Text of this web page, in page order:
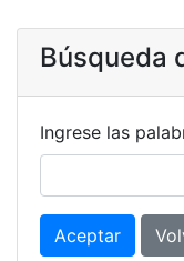
Búsqueda
Ingrese las
Aceptar